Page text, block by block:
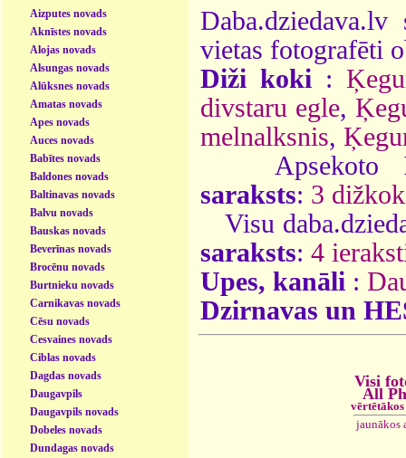
Aizputes novads
Aknīstes novads
Alojas novads
Alsungas novads
Alūksnes novads
Amatas novads
Apes novads
Auces novads
Babītes novads
Baldones novads
Baltinavas novads
Balvu novads
Bauskas novads
Beverīnas novads
Brocēnu novads
Burtnieku novads
Carnikavas novads
Cēsu novads
Cesvaines novads
Ciblas novads
Dagdas novads
Daugavpils
Daugavpils novads
Dobeles novads
Dundagas novads
vietas fotografēti
Diži koki :
divstaru egle,
melnalksnis,
Apsekoto
saraksts: 3
Visu
saraksts: 4
Upes, kanāli :
Dzirnavas un
Visi
All
jaunākos